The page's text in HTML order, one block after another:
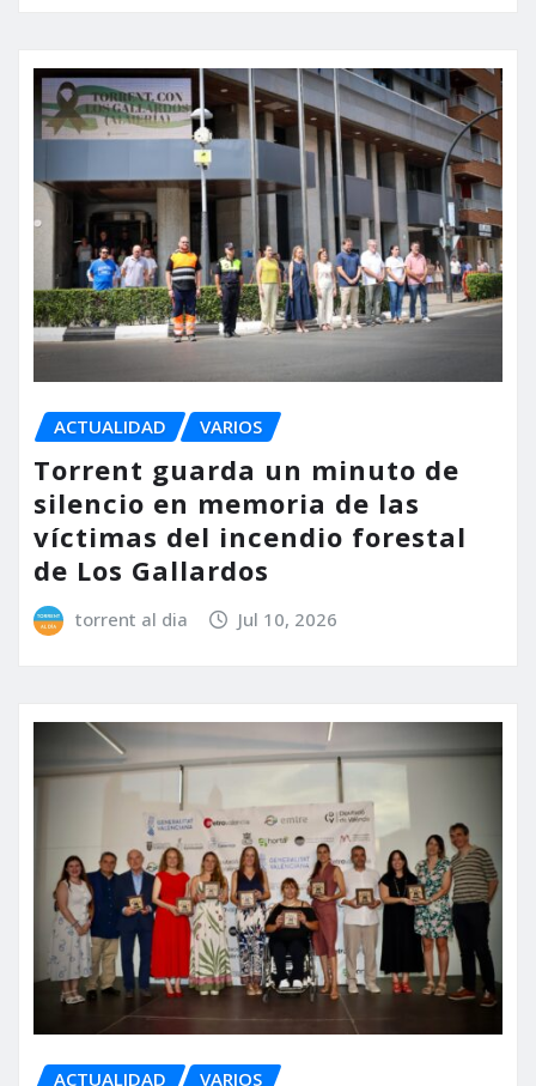
ACTUALIDAD VARIOS
Torrent guarda un minuto de
silencio en memoria de las
víctimas del incendio forestal
de Los Gallardos
torrent al dia Jul 10, 2026
ACTUALIDAD VARIOS